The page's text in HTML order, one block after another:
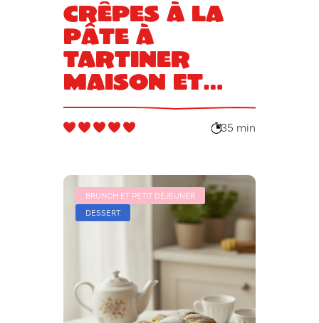
Crêpes à la
pâte à
tartiner
maison et
noisettes
torréfiées 35 min
BRUNCH ET PETIT DÉJEUNER
DESSERT